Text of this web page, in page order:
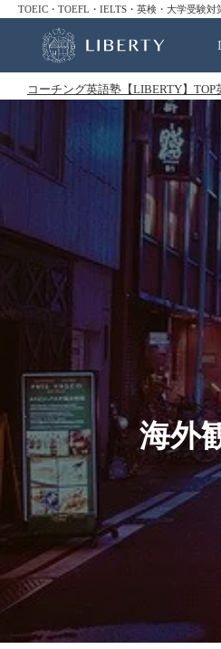
TOEIC・TOEFL・IELTS・英検・大学受験対
コーチング英語塾【LIBERTY】TOP
海外